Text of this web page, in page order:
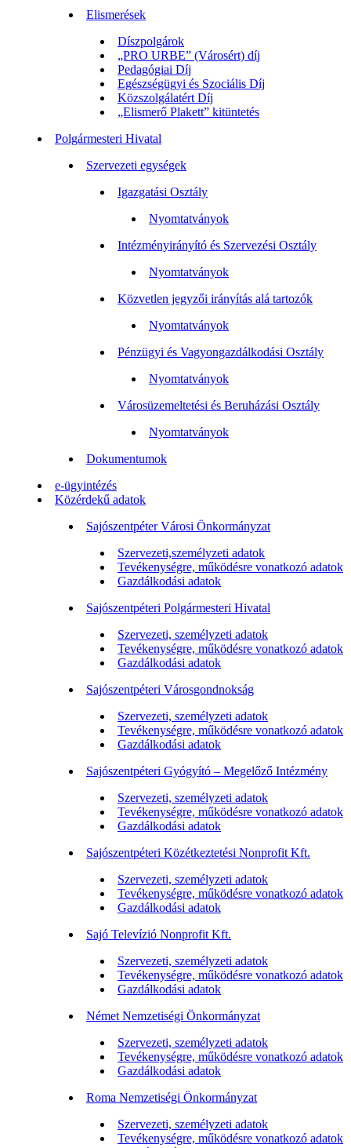
Elismerések
Díszpolgárok
„PRO URBE” (Városért) díj
Pedagógiai Díj
Egészségügyi és Szociális Díj
Közszolgálatért Díj
„Elismerő Plakett” kitüntetés
Polgármesteri Hivatal
Szervezeti egységek
Igazgatási Osztály
Nyomtatványok
Intézményirányító és Szervezési Osztály
Nyomtatványok
Közvetlen jegyzői irányítás alá tartozók
Nyomtatványok
Pénzügyi és Vagyongazdálkodási Osztály
Nyomtatványok
Városüzemeltetési és Beruházási Osztály
Nyomtatványok
Dokumentumok
e-ügyintézés
Közérdekű adatok
Sajószentpéter Városi Önkormányzat
Szervezeti,személyzeti adatok
Tevékenységre, működésre vonatkozó adatok
Gazdálkodási adatok
Sajószentpéteri Polgármesteri Hivatal
Szervezeti, személyzeti adatok
Tevékenységre, működésre vonatkozó adatok
Gazdálkodási adatok
Sajószentpéteri Városgondnokság
Szervezeti, személyzeti adatok
Tevékenységre, működésre vonatkozó adatok
Gazdálkodási adatok
Sajószentpéteri Gyógyító – Megelőző Intézmény
Szervezeti, személyzeti adatok
Tevékenységre, működésre vonatkozó adatok
Gazdálkodási adatok
Sajószentpéteri Közétkeztetési Nonprofit Kft.
Szervezeti, személyzeti adatok
Tevékenységre, működésre vonatkozó adatok
Gazdálkodási adatok
Sajó Televízió Nonprofit Kft.
Szervezeti, személyzeti adatok
Tevékenységre, működésre vonatkozó adatok
Gazdálkodási adatok
Német Nemzetiségi Önkormányzat
Szervezeti, személyzeti adatok
Tevékenységre, működésre vonatkozó adatok
Gazdálkodási adatok
Roma Nemzetiségi Önkormányzat
Szervezeti, személyzeti adatok
Tevékenységre, működésre vonatkozó adatok